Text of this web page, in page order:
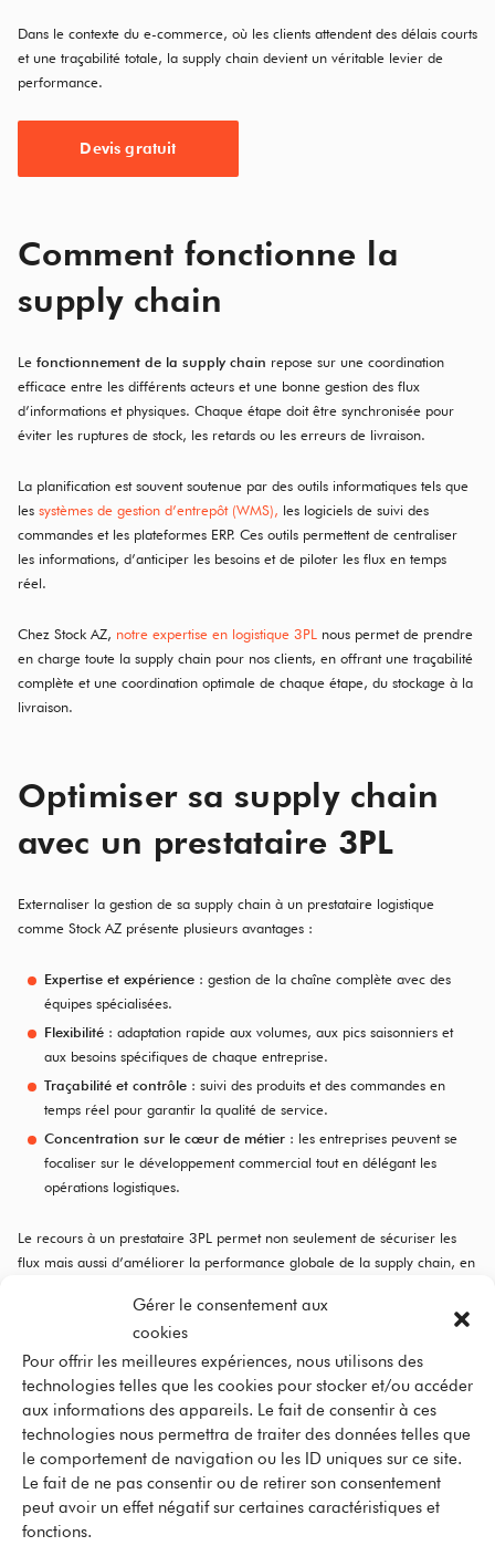
Gérer le consentement aux
cookies
Pour offrir les meilleures expériences, nous utilisons des
technologies telles que les cookies pour stocker et/ou accéder
aux informations des appareils. Le fait de consentir à ces
technologies nous permettra de traiter des données telles que
le comportement de navigation ou les ID uniques sur ce site.
Le fait de ne pas consentir ou de retirer son consentement
peut avoir un effet négatif sur certaines caractéristiques et
fonctions.
Dans le contexte du e-commerce, où les clients attendent des délais courts
et une traçabilité totale, la supply chain devient un véritable levier de
performance.
Devis gratuit
Comment fonctionne la
supply chain
Le fonctionnement de la supply chain repose sur une coordination
efficace entre les différents acteurs et une bonne gestion des flux
d’informations et physiques. Chaque étape doit être synchronisée pour
éviter les ruptures de stock, les retards ou les erreurs de livraison.
La planification est souvent soutenue par des outils informatiques tels que
les systèmes de gestion d’entrepôt (WMS), les logiciels de suivi des
commandes et les plateformes ERP. Ces outils permettent de centraliser
les informations, d’anticiper les besoins et de piloter les flux en temps
réel.
Chez Stock AZ, notre expertise en logistique 3PL nous permet de prendre
en charge toute la supply chain pour nos clients, en offrant une traçabilité
complète et une coordination optimale de chaque étape, du stockage à la
livraison.
Optimiser sa supply chain
avec un prestataire 3PL
Externaliser la gestion de sa supply chain à un prestataire logistique
comme Stock AZ présente plusieurs avantages :
Expertise et expérience : gestion de la chaîne complète avec des
équipes spécialisées.
Flexibilité : adaptation rapide aux volumes, aux pics saisonniers et
aux besoins spécifiques de chaque entreprise.
Traçabilité et contrôle : suivi des produits et des commandes en
temps réel pour garantir la qualité de service.
Concentration sur le cœur de métier : les entreprises peuvent se
focaliser sur le développement commercial tout en délégant les
opérations logistiques.
Le recours à un prestataire 3PL permet non seulement de sécuriser les
flux mais aussi d’améliorer la performance globale de la supply chain, en
FAQ – Qu’est-ce que la
supply chain
Qu’est-ce qu’une supply chain ?
La supply chain est l’ensemble des processus permettant de transformer